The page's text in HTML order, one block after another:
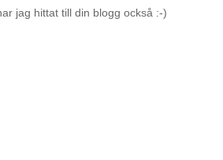
jag hittat till din blogg också :-)